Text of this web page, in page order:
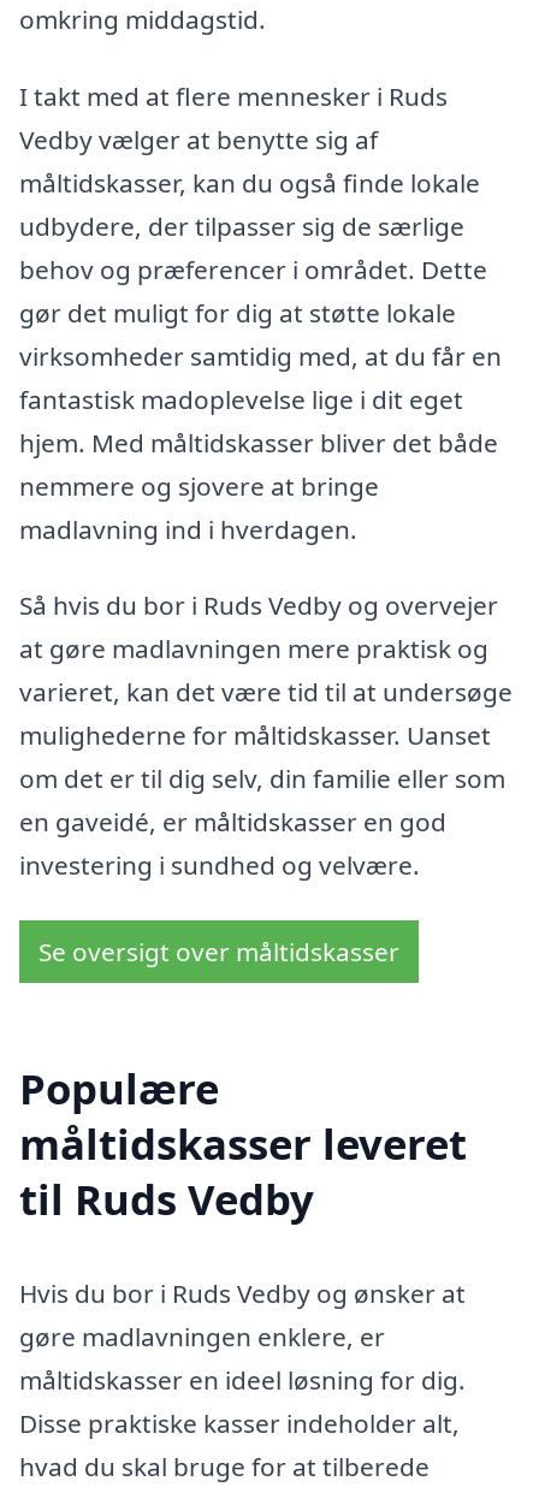
omkring middagstid.
I takt med at flere mennesker i Ruds
Vedby vælger at benytte sig af
måltidskasser, kan du også finde lokale
udbydere, der tilpasser sig de særlige
behov og præferencer i området. Dette
gør det muligt for dig at støtte lokale
virksomheder samtidig med, at du får en
fantastisk madoplevelse lige i dit eget
hjem. Med måltidskasser bliver det både
nemmere og sjovere at bringe
madlavning ind i hverdagen.
Så hvis du bor i Ruds Vedby og overvejer
at gøre madlavningen mere praktisk og
varieret, kan det være tid til at undersøge
mulighederne for måltidskasser. Uanset
om det er til dig selv, din familie eller som
en gaveidé, er måltidskasser en god
investering i sundhed og velvære.
Se oversigt over måltidskasser
Populære
måltidskasser leveret
til Ruds Vedby
Hvis du bor i Ruds Vedby og ønsker at
gøre madlavningen enklere, er
måltidskasser en ideel løsning for dig.
Disse praktiske kasser indeholder alt,
hvad du skal bruge for at tilberede